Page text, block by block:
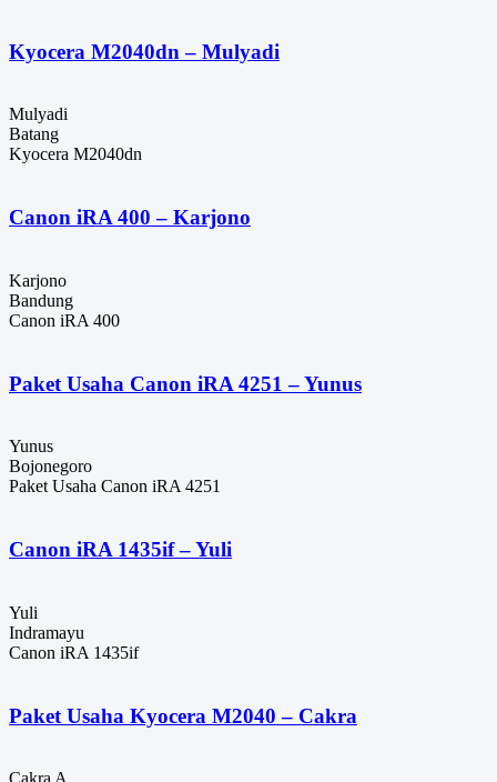
Kyocera M2040dn – Mulyadi
Mulyadi
Batang
Kyocera M2040dn
Canon iRA 400 – Karjono
Karjono
Bandung
Canon iRA 400
Paket Usaha Canon iRA 4251 – Yunus
Yunus
Bojonegoro
Paket Usaha Canon iRA 4251
Canon iRA 1435if – Yuli
Yuli
Indramayu
Canon iRA 1435if
Paket Usaha Kyocera M2040 – Cakra